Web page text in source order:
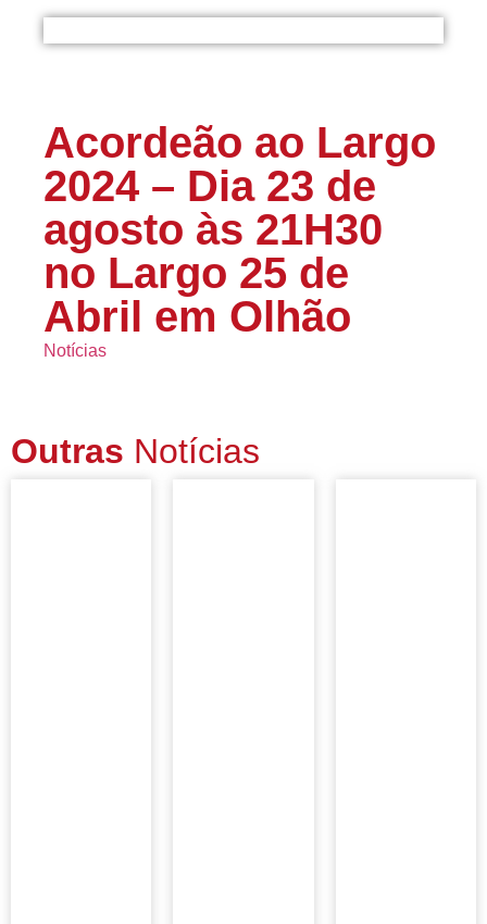
Acordeão ao Largo
2024 – Dia 23 de
agosto às 21H30
no Largo 25 de
Abril em Olhão
Notícias
Outras Notícias